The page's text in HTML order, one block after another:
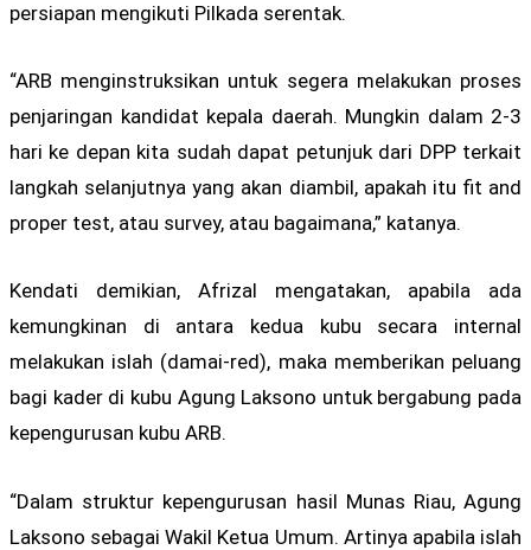
persiapan mengikuti Pilkada serentak.
“ARB menginstruksikan untuk segera melakukan proses
penjaringan kandidat kepala daerah. Mungkin dalam 2-3
hari ke depan kita sudah dapat petunjuk dari DPP terkait
langkah selanjutnya yang akan diambil, apakah itu fit and
proper test, atau survey, atau bagaimana,” katanya.
Kendati demikian, Afrizal mengatakan, apabila ada
kemungkinan di antara kedua kubu secara internal
melakukan islah (damai-red), maka memberikan peluang
bagi kader di kubu Agung Laksono untuk bergabung pada
kepengurusan kubu ARB.
“Dalam struktur kepengurusan hasil Munas Riau, Agung
Laksono sebagai Wakil Ketua Umum. Artinya apabila islah